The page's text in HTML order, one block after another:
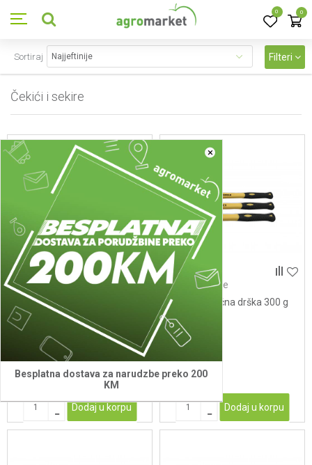
0 0
×
Besplatna dostava za narudzbe preko 200
KM
Čekići i sekire
Sortiraj Filteri
Čekići i sekire
Čekić plastična drška 200 g
Bomber
6,00
Dodaj u korpu
Čekići i sekire
Čekić plastična drška 300 g
7,00
Dodaj u korpu